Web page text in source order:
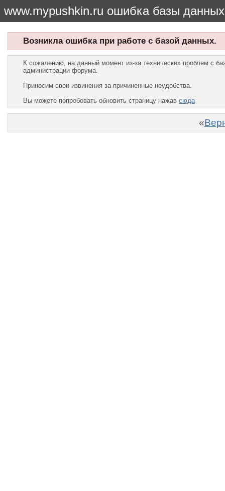
www.mypushkin.ru ошибка базы данных
Возникла ошибка при работе с базой данных.
К сожалению, на данный момент из-за технических проблем с
администрации форума.
Приносим свои извинения за причиненные неудобства.
Вы можете попробовать обновить страницу нажав сюда
«